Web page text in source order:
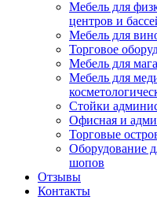
Мебель для
центров и
Мебель для
Торговое
Мебель для
Мебель для
Стойки
Офисная и
Торговые
Оборудование
шопов
Отзывы
Контакты